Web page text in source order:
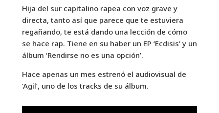
Hija del sur capitalino rapea con voz grave y
directa, tanto así que parece que te estuviera
regañando, te está dando una lección de cómo
se hace rap. Tiene en su haber un EP ‘Ecdisis’ y un
álbum ‘Rendirse no es una opción’.
Hace apenas un mes estrenó el audiovisual de
‘Agil’, uno de los tracks de su álbum.